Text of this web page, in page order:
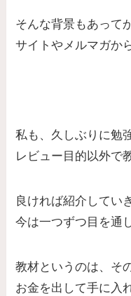
そんな背景もあって
サイトやメルマガか
私も、久しぶりに勉
レビュー目的以外で
良ければ紹介してい
今は一つずつ目を通
教材というのは、そ
お金を出して手に入